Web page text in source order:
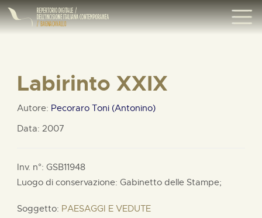
Labirinto XXIX
Autore: Pecoraro Toni (Antonino)
Data: 2007
Inv. n°: GSB11948
Luogo di conservazione: Gabinetto delle Stampe;
Soggetto: PAESAGGI E VEDUTE